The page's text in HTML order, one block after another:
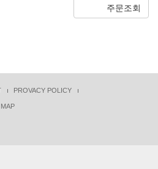
주문조회
PROVACY POLICY